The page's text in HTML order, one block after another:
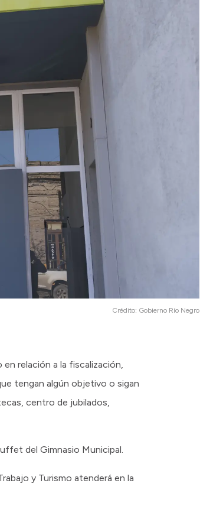
Crédito: Gobierno Río Negro
relación a la fiscalización,
tengan algún objetivo o sigan
centro de jubilados,
del Gimnasio Municipal.
y Turismo atenderá en la